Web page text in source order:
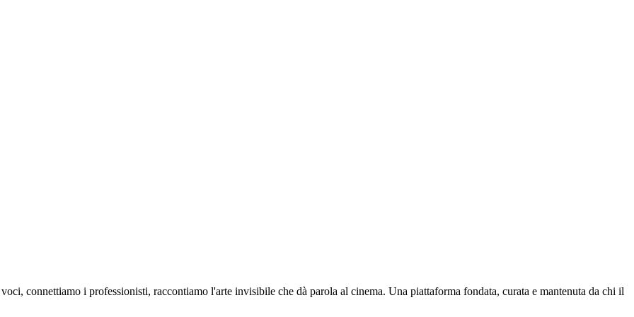
connettiamo i professionisti, raccontiamo l'arte invisibile che dà parola al cinema. Una piattaforma fondata, curata e mantenuta da chi il